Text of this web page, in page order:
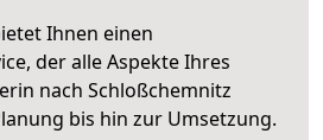
Ihnen einen
der alle Aspekte Ihres
nach Schloßchemnitz
bis hin zur Umsetzung.